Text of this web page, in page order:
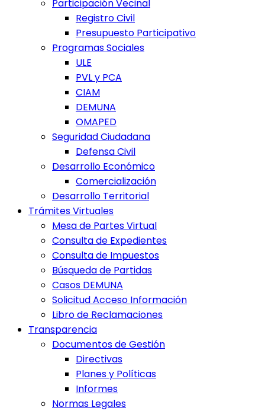
Participación Vecinal
Registro Civil
Presupuesto Participativo
Programas Sociales
ULE
PVL y PCA
CIAM
DEMUNA
OMAPED
Seguridad Ciudadana
Defensa Civil
Desarrollo Económico
Comercialización
Desarrollo Territorial
Trámites Virtuales
Mesa de Partes Virtual
Consulta de Expedientes
Consulta de Impuestos
Búsqueda de Partidas
Casos DEMUNA
Solicitud Acceso Información
Libro de Reclamaciones
Transparencia
Documentos de Gestión
Directivas
Planes y Políticas
Informes
Normas Legales